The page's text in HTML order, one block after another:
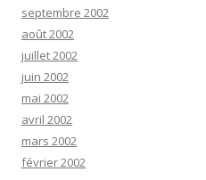
septembre 2002
août 2002
juillet 2002
juin 2002
mai 2002
avril 2002
mars 2002
février 2002